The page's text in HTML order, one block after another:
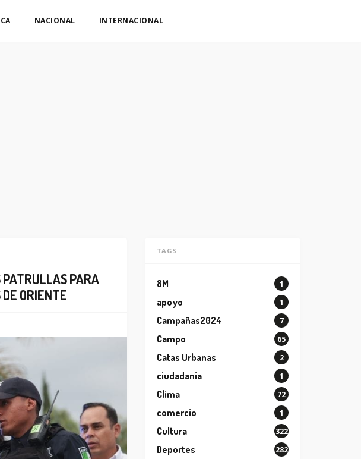
NACIONAL INTERNACIONAL
PARA
ORIENTE
TAGS
8M 1
apoyo 1
Campañas2024 7
Campo 65
Catas Urbanas 2
ciudadania 1
Clima 72
comercio 1
Cultura 322
Deportes 282